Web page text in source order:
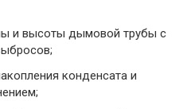
и высоты дымовой трубы с
конденсата и